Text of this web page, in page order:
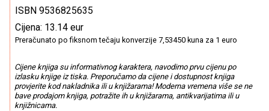
ISBN 9536825635
Cijena: 13.14 eur
Preračunato po fiksnom tečaju konverzije 7,53450 kuna za 1 euro
Cijene knjiga su informativnog karaktera, navodimo prvu cijenu po
izlasku knjige iz tiska. Preporučamo da cijene i dostupnost knjiga
provjerite kod nakladnika ili u knjižarama! Moderna vremena više se ne
bave prodajom knjiga, potražite ih u knjižarama, antikvarijatima ili u
knjižnicama.